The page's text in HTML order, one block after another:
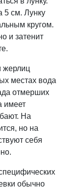
5 см. Лунку
кругом.
и затенит
жерлиц
местах вода
отмерших
имеет
На
но на
себя
обычно